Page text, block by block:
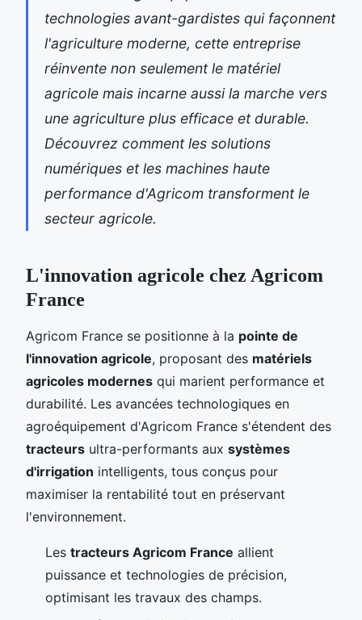
technologies avant-gardistes qui façonnent
l'agriculture moderne, cette entreprise
réinvente non seulement le matériel
agricole mais incarne aussi la marche vers
une agriculture plus efficace et durable.
Découvrez comment les solutions
numériques et les machines haute
performance d'Agricom transforment le
secteur agricole.
L'innovation agricole chez Agricom
France
Agricom France se positionne à la pointe de
l'innovation agricole, proposant des matériels
agricoles modernes qui marient performance et
durabilité. Les avancées technologiques en
agroéquipement d'Agricom France s'étendent des
tracteurs ultra-performants aux systèmes
d'irrigation intelligents, tous conçus pour
maximiser la rentabilité tout en préservant
l'environnement.
Les tracteurs Agricom France allient
puissance et technologies de précision,
optimisant les travaux des champs.